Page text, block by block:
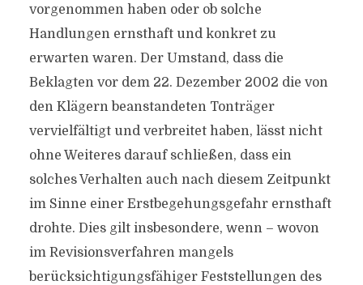
vorgenommen haben oder ob solche
Handlungen ernsthaft und konkret zu
erwarten waren. Der Umstand, dass die
Beklagten vor dem 22. Dezember 2002 die von
den Klägern beanstandeten Tonträger
vervielfältigt und verbreitet haben, lässt nicht
ohne Weiteres darauf schließen, dass ein
solches Verhalten auch nach diesem Zeitpunkt
im Sinne einer Erstbegehungsgefahr ernsthaft
drohte. Dies gilt insbesondere, wenn – wovon
im Revisionsverfahren mangels
berücksichtigungsfähiger Feststellungen des